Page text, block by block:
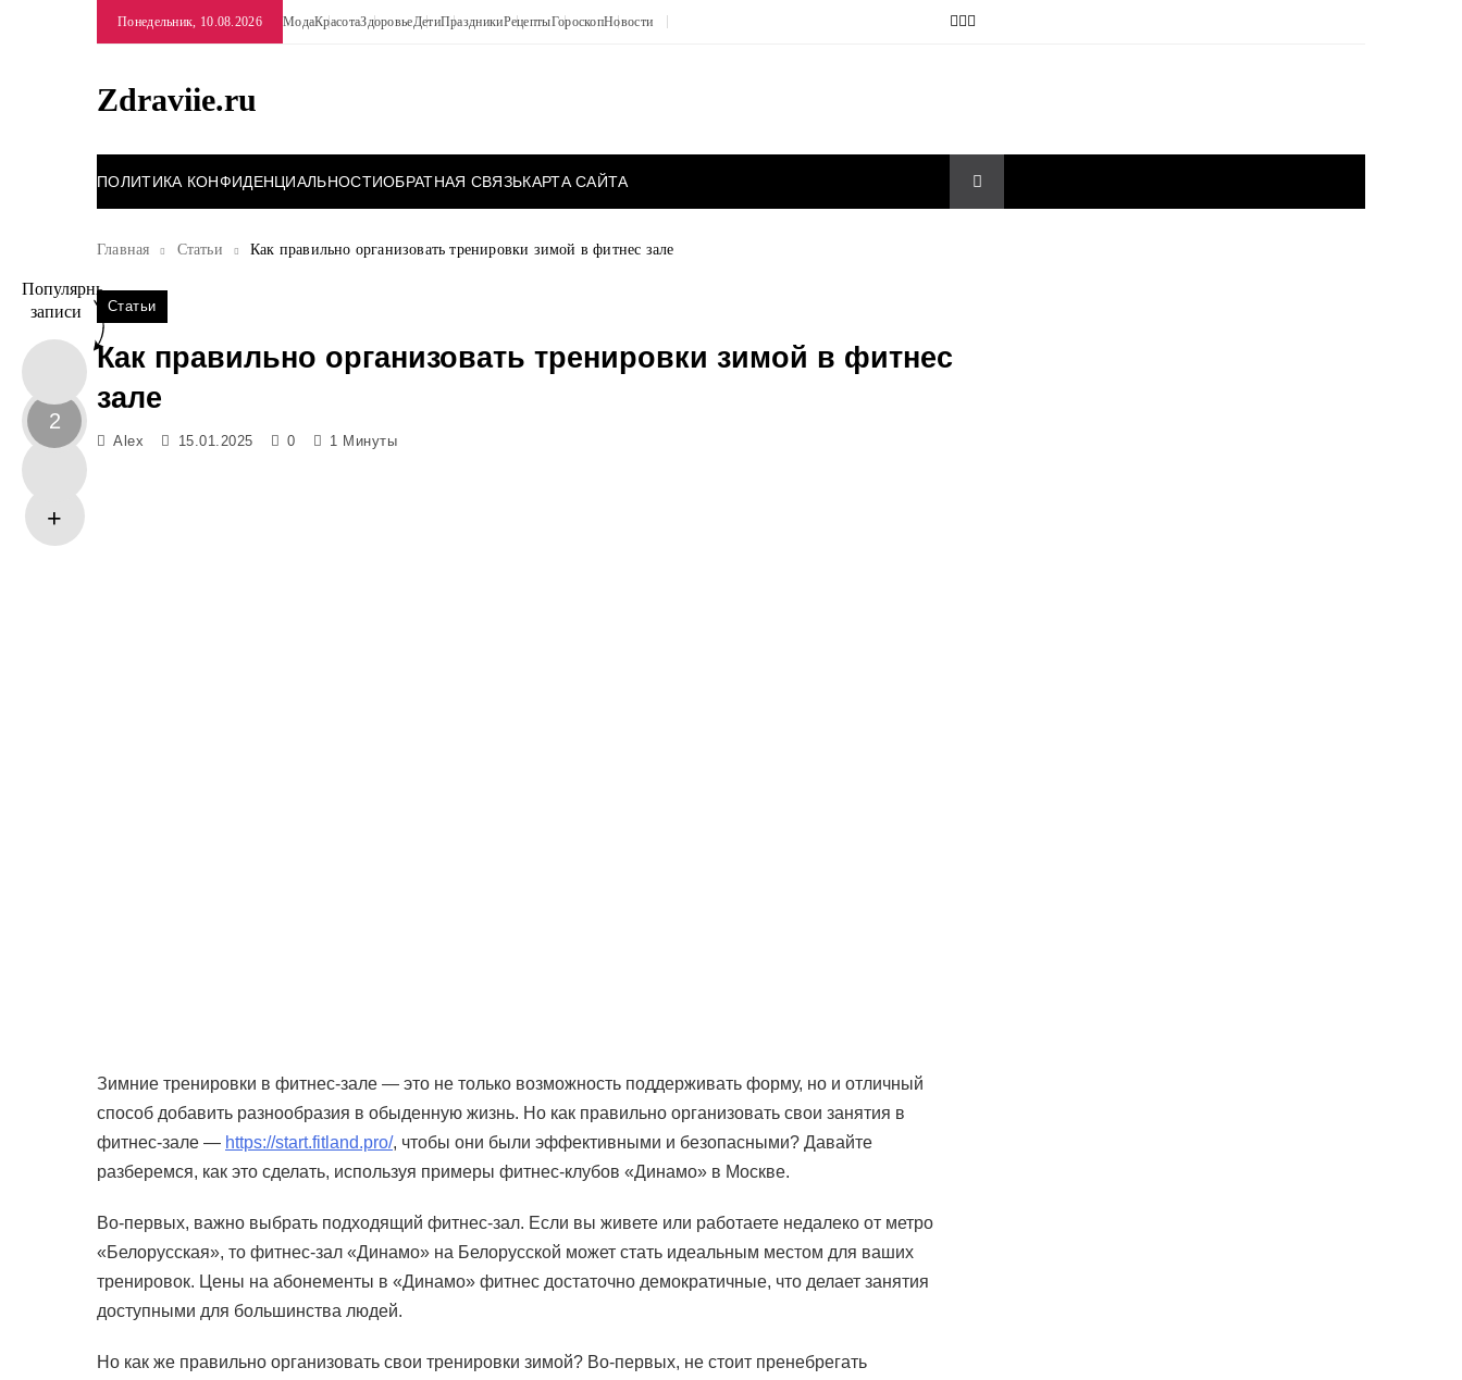
Понедельник, 10.08.2026 МодаКрасотаЗдоровьеДетиПраздникиРецептыГороскопНовости
Zdraviie.ru
ПОЛИТИКА КОНФИДЕНЦИАЛЬНОСТИОБРАТНАЯ СВЯЗЬКАРТА САЙТА
Главная Статьи Как правильно организовать тренировки зимой в фитнес зале
Популярные
записи
2
Статьи
Как правильно организовать тренировки зимой в фитнес
зале
Alex 15.01.2025 0 1 Минуты
Зимние тренировки в фитнес-зале — это не только возможность поддерживать форму, но и отличный
способ добавить разнообразия в обыденную жизнь. Но как правильно организовать свои занятия в
фитнес-зале — https://start.fitland.pro/, чтобы они были эффективными и безопасными? Давайте
разберемся, как это сделать, используя примеры фитнес-клубов «Динамо» в Москве.
Во-первых, важно выбрать подходящий фитнес-зал. Если вы живете или работаете недалеко от метро
«Белорусская», то фитнес-зал «Динамо» на Белорусской может стать идеальным местом для ваших
тренировок. Цены на абонементы в «Динамо» фитнес достаточно демократичные, что делает занятия
доступными для большинства людей.
Но как же правильно организовать свои тренировки зимой? Во-первых, не стоит пренебрегать